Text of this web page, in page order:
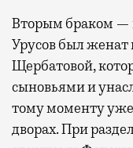
Вторым браком —
Урусов был
Щербатовой,
сыновьями и
тому моменту уже
дворах. При